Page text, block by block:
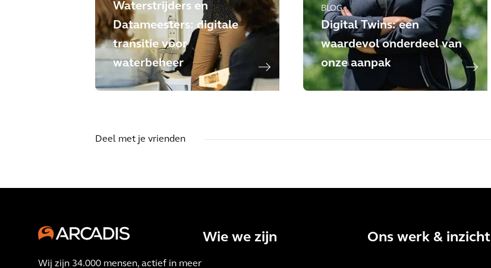
Waterstrijders en
Datameesters: digitale
transitie voor
waterbeheer
BLOG
Digital Twins: een
waardevol onderdeel van
onze aanpak
Deel met je vrienden
Wij zijn 34.000 mensen, actief in meer
Wie we zijn Ons werk & inzicht